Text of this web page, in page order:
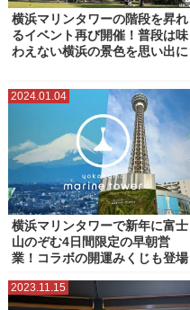
横浜マリンタワーの階段を昇れ
るイベント再び開催！普段は味
わえない横浜の景色を思い出に
2024.01.04
横浜マリンタワーで新年に富士
山のぞむ4日間限定の早朝営
業！コラボの開運みくじも登場
2023.11.15